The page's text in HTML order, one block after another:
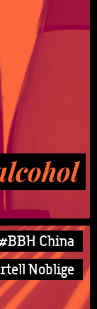
China
Noblige